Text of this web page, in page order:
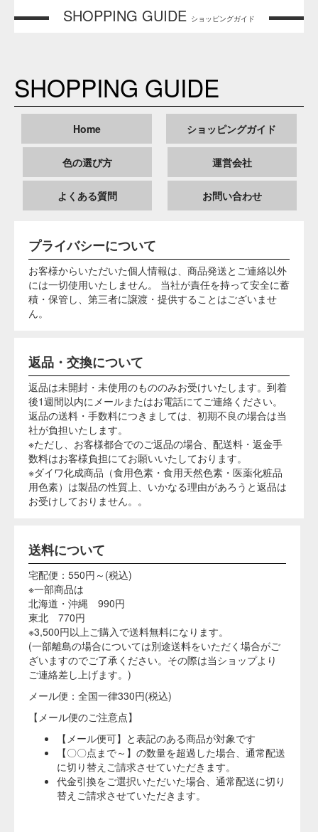
社においては責任は負いかねます。ご了承ください。
ラ防止液【アニオン・ノニオン活性剤配合品】 ／ ソーピン
グ液【有機カルボン酸塩】
本商品の使用上の注意
弊社販売の染料は、繊維物質への染色用途専用で
す。人体や食品には決して使用しないでください。
ご使用の際も体内に入らないよう注意し、使用後は
十分に手を洗ってください。
に含有成分が「炭酸ナトリウム」であることを医師
に告げ、手当てを受けてください。
口に入ったら口をゆすいでください。
直射日光や火気を避け、お子様の手に届かないとこ
ろに保管してください。
水周りや湿気の多い場所に置かないでください。
染料だけの追加購入も可能。夏の「染めライフ」に！
こちらの商品を一緒にいかがでしょうか。染めをさらに楽しめる白物アイテムもご
用意しております。